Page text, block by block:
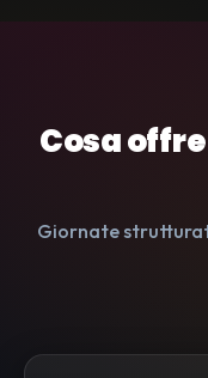
Cosa
Giornate